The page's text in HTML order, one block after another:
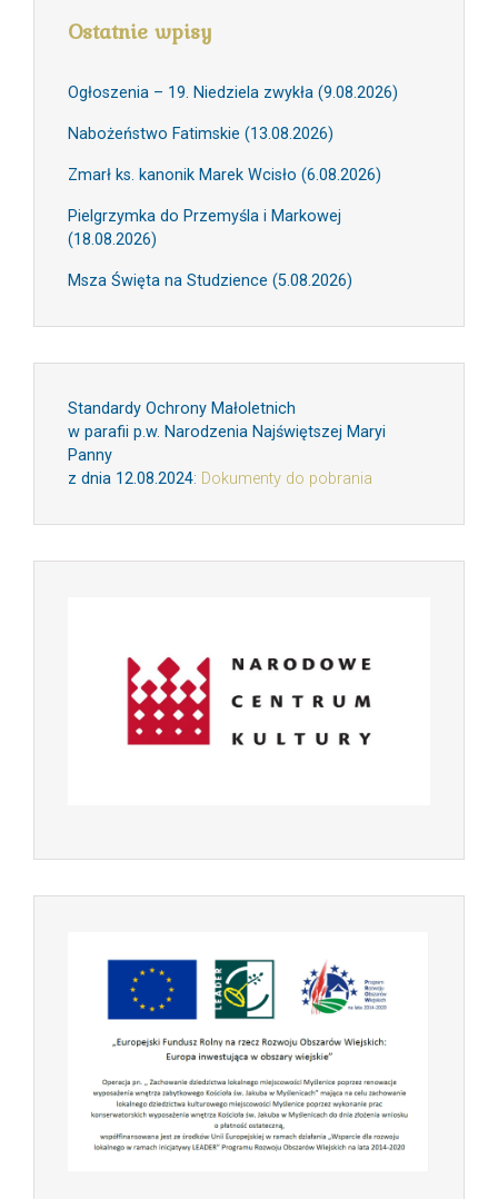
Ostatnie wpisy
Ogłoszenia – 19. Niedziela zwykła (9.08.2026)
Nabożeństwo Fatimskie (13.08.2026)
Zmarł ks. kanonik Marek Wcisło (6.08.2026)
Pielgrzymka do Przemyśla i Markowej
(18.08.2026)
Msza Święta na Studzience (5.08.2026)
Standardy Ochrony Małoletnich
w parafii p.w. Narodzenia Najświętszej Maryi
Panny
z dnia 12.08.2024: Dokumenty do pobrania